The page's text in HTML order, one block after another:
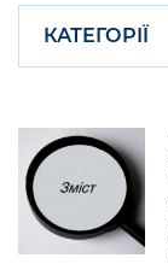
КАТЕГОРІЇ